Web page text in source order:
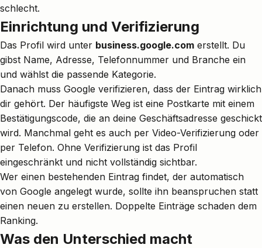
schlecht.
Einrichtung und Verifizierung
Das Profil wird unter business.google.com erstellt. Du
gibst Name, Adresse, Telefonnummer und Branche ein
und wählst die passende Kategorie.
Danach muss Google verifizieren, dass der Eintrag wirklich
dir gehört. Der häufigste Weg ist eine Postkarte mit einem
Bestätigungscode, die an deine Geschäftsadresse geschickt
wird. Manchmal geht es auch per Video-Verifizierung oder
per Telefon. Ohne Verifizierung ist das Profil
eingeschränkt und nicht vollständig sichtbar.
Wer einen bestehenden Eintrag findet, der automatisch
von Google angelegt wurde, sollte ihn beanspruchen statt
einen neuen zu erstellen. Doppelte Einträge schaden dem
Ranking.
Was den Unterschied macht